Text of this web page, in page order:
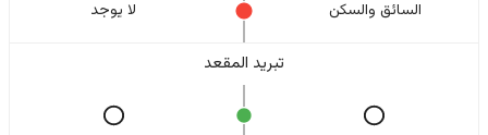
السائق والسکن لا یوجد
تبريد المقعد